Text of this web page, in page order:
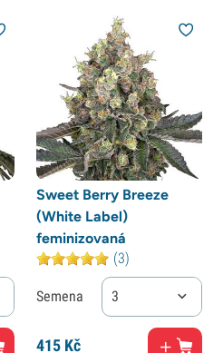
Sweet Berry Breeze
(White Label)
feminizovaná
(3)
Semena 3
415Kč